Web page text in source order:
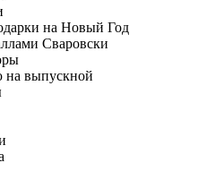
на Новый Год
Сваровски
на выпускной